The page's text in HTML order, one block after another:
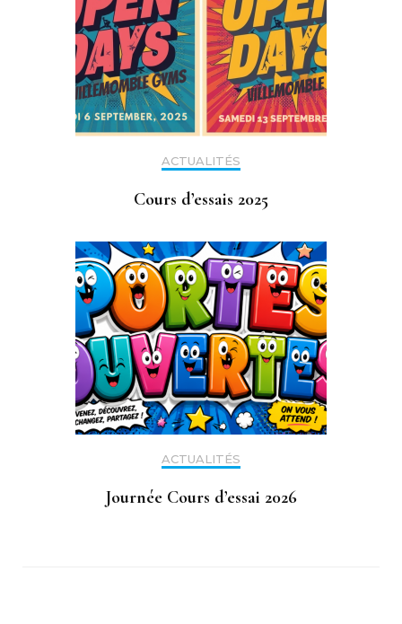
ACTUALITÉS
Cours d’essais 2025
ACTUALITÉS
Journée Cours d’essai 2026